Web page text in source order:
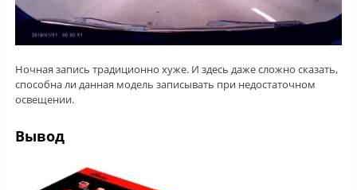
Ночная запись традиционно хуже. И здесь даже сложно сказать,
способна ли данная модель записывать при недостаточном
освещении.
Вывод